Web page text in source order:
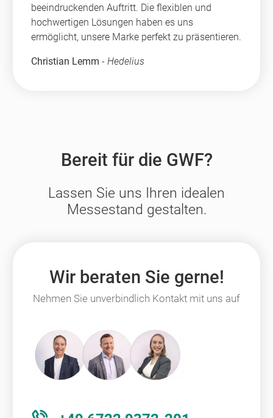
beeindruckenden Auftritt. Die flexiblen und
hochwertigen Lösungen haben es uns
ermöglicht, unsere Marke perfekt zu präsentieren.
Christian Lemm - Hedelius
Bereit für die GWF?
Lassen Sie uns Ihren idealen
Messestand gestalten.
Wir beraten Sie gerne!
Nehmen Sie unverbindlich Kontakt mit uns auf